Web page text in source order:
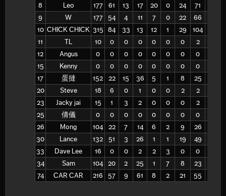
8
Leo 177 61 13 17 20 0 24 71
9
W 177 54 4 11 7 0 22 66
10 CHICK CHICK 315 84 33 13 12 1 29 104
11
TL 10 0 0 0 0 0 0 2
12
Angus 0 0 0 0 0 0 0 0
15
Kenny 0 0 0 0 0 0 0 0
17
蛋撻 152 22 15 36 5 1 8 25
20
Steve 18 6 0 1 0 0 2 2
23
Jacky jai 15 1 3 2 0 0 0 2
25
倩儀 0 0 0 0 0 0 0 0
26
Mong 104 22 7 14 6 2 9 26
30
Lance 132 51 3 26 1 1 19 49
33
Dave Lee 16 0 0 2 2 3 0 0
34
Sam 104 20 2 25 1 7 8 23
74
CAR CAR 216 57 9 61 8 2 21 55